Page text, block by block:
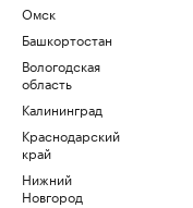
Омск
Башкортостан
Вологодская
область
Калининград
Краснодарский
край
Нижний
Новгород